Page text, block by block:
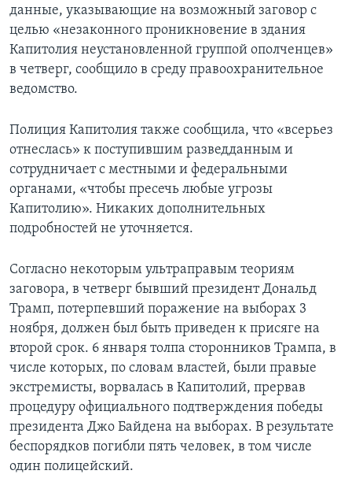
данные, указывающие на возможный заговор с
целью «незаконного проникновение в здания
Капитолия неустановленной группой ополченцев»
в четверг, сообщило в среду правоохранительное
ведомство.
Полиция Капитолия также сообщила, что «всерьез
отнеслась» к поступившим разведданным и
сотрудничает с местными и федеральными
органами, «чтобы пресечь любые угрозы
Капитолию». Никаких дополнительных
подробностей не уточняется.
Согласно некоторым ультраправым теориям
заговора, в четверг бывший президент Дональд
Трамп, потерпевший поражение на выборах 3
ноября, должен был быть приведен к присяге на
второй срок. 6 января толпа сторонников Трампа, в
числе которых, по словам властей, были правые
экстремисты, ворвалась в Капитолий, прервав
процедуру официального подтверждения победы
президента Джо Байдена на выборах. В результате
беспорядков погибли пять человек, в том числе
один полицейский.